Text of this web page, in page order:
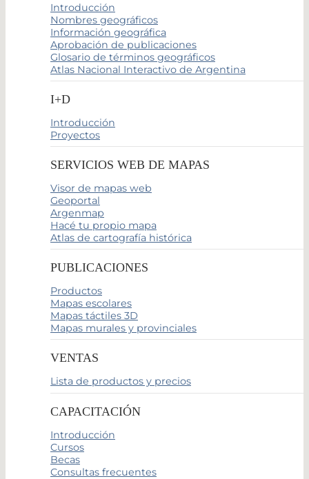
Introducción
Nombres geográficos
Información geográfica
Aprobación de publicaciones
Glosario de términos geográficos
Atlas Nacional Interactivo de Argentina
I+D
Introducción
Proyectos
SERVICIOS WEB DE MAPAS
Visor de mapas web
Geoportal
Argenmap
Hacé tu propio mapa
Atlas de cartografía histórica
PUBLICACIONES
Productos
Mapas escolares
Mapas táctiles 3D
Mapas murales y provinciales
VENTAS
Lista de productos y precios
CAPACITACIÓN
Introducción
Cursos
Becas
Consultas frecuentes